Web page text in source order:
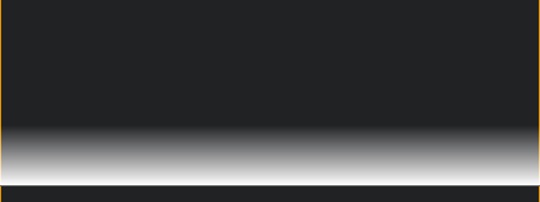
ΕΚΤΙΜΗΣΗ: G/G & Over 2,5
Απόδοση: 2.35 Παίξε νόμιμα